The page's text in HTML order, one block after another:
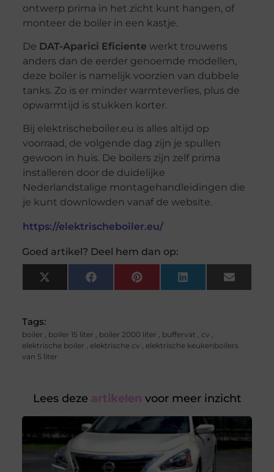
ontwerp prima in het zicht kunt hangen, of
monteer de boiler in een kastje.
De DAT-Aparici Eficiente werkt trouwens
anders dan de eerder genoemde modellen,
deze boiler is namelijk voorzien van dubbele
tanks. Zo is er minder warmteverlies, plus de
opwarmtijd is stukken korter.
Bij elektrischeboiler.eu is alles altijd op
voorraad, de volgende dag zijn je spullen
gewoon in huis. De boilers zijn zelf prima
installeren door de duidelijke
Nederlandstalige montagehandleidingen die
je kunt downlowden vanaf de website.
https://elektrischeboiler.eu/
Goed artikel? Deel hem dan op:
X
(Twitter)
FacebookPinterest LinkedIn Email
Tags:
boiler , boiler 15 liter , boiler 2000 liter , buffervat , cv ,
elektrische boiler , elektrische cv , elektrische keukenboilers
van 5 liter
Lees deze artikelen voor meer inzicht